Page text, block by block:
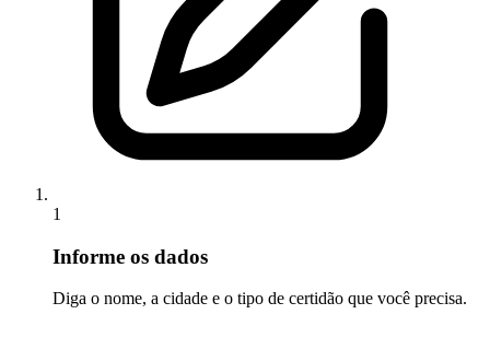
1
Informe os dados
Diga o nome, a cidade e o tipo de certidão que você precisa.